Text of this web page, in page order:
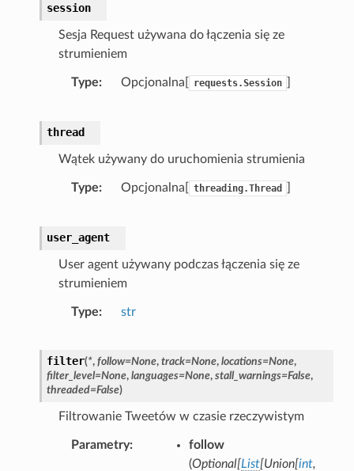
session
Sesja Request używana do łączenia się ze
strumieniem
Type Opcjonalna[ requests.Session
thread
Wątek używany do uruchomienia strumienia
Type Opcjonalna[ threading.Thread
user_agent
User agent używany podczas łączenia się ze
strumieniem
Type str
filter(*, follow=None, track=None, locations=None,
filter_level=None, languages=None, stall_warnings=False,
threaded=False)
Filtrowanie Tweetów w czasie rzeczywistym
Parametry
follow
(Optional[List[Union[int,